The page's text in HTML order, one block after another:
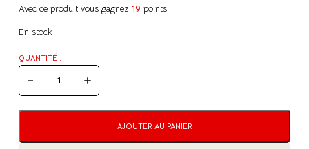
Avec ce produit vous gagnez 19 points
En stock
QUANTITÉ :
QUANTITÉ
DE
DE
DE
AJOUTER AU PANIER